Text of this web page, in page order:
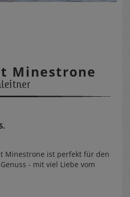
Minestrone
Minestrone ist perfekt für den
- mit viel Liebe vom